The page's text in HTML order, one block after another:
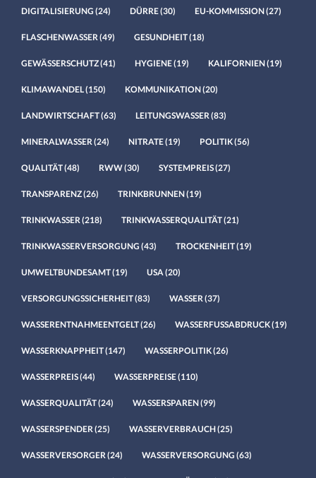
DIGITALISIERUNG (24) DÜRRE(30) EU-KOMMISSION(27)
FLASCHENWASSER (49) GESUNDHEIT(18)
GEWÄSSERSCHUTZ(41) HYGIENE(19) KALIFORNIEN(19)
KLIMAWANDEL(150) KOMMUNIKATION(20)
LANDWIRTSCHAFT(63) LEITUNGSWASSER (83)
MINERALWASSER (24) NITRATE(19) POLITIK(56)
QUALITÄT(48) RWW(30) SYSTEMPREIS(27)
TRANSPARENZ(26) TRINKBRUNNEN(19)
TRINKWASSER (218) TRINKWASSERQUALITÄT(21)
TRINKWASSERVERSORGUNG (43) TROCKENHEIT(19)
UMWELTBUNDESAMT(19) USA (20)
VERSORGUNGSSICHERHEIT(83) WASSER (37)
WASSERENTNAHMEENTGELT(26) WASSERFUSSABDRUCK(19)
WASSERKNAPPHEIT(147) WASSERPOLITIK(26)
WASSERPREIS(44) WASSERPREISE(110)
WASSERQUALITÄT(24) WASSERSPAREN(99)
WASSERSPENDER (25) WASSERVERBRAUCH(25)
WASSERVERSORGER (24) WASSERVERSORGUNG (63)